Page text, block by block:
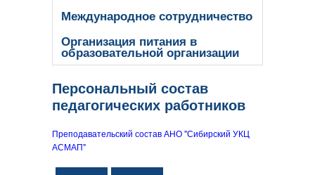
Международное сотрудничество
Организация питания в
образовательной организации
Персональный состав
педагогических работников
Преподавательский состав АНО "Сибирский УКЦ
АСМАП"